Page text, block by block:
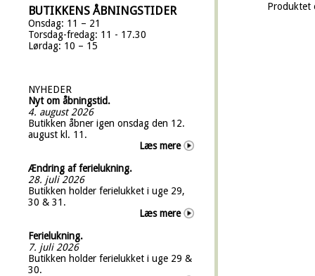
BUTIKKENS ÅBNINGSTIDER
Onsdag: 11 – 21
Torsdag-fredag: 11 - 17.30
Lørdag: 10 – 15
NYHEDER
Nyt om åbningstid.
4. august 2026
Butikken åbner igen onsdag den 12.
august kl. 11.
Læs mere
Ændring af ferielukning.
28. juli 2026
Butikken holder ferielukket i uge 29,
30 & 31.
Læs mere
Ferielukning.
7. juli 2026
Butikken holder ferielukket i uge 29 &
30.
Produktet